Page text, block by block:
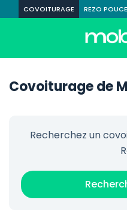
COVOITURAGE REZO POUCE
Covoiturage de
Recherchez un